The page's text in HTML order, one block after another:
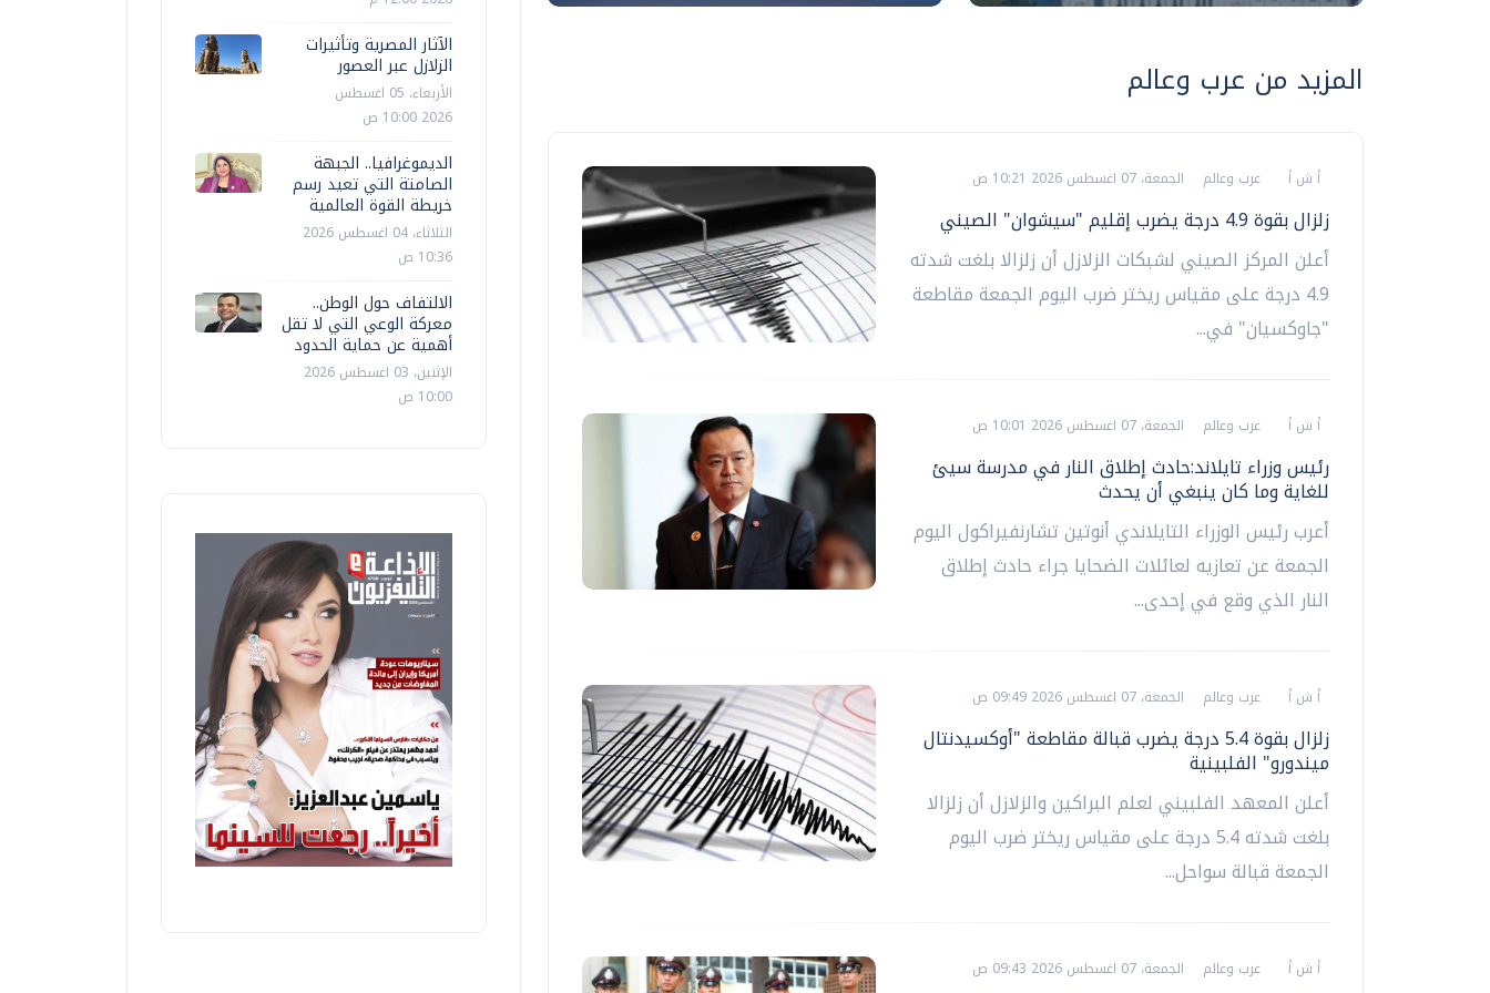
المزيد من عرب وعالم
أ ش أ عرب وعالم الجمعة، 07 اغسطس 2026 10:21 ص
زلزال بقوة 4.9 درجة يضرب إقليم "سيشوان" الصيني
أعلن المركز الصيني لشبكات الزلازل أن زلزالا بلغت شدته
4.9 درجة على مقياس ريختر ضرب اليوم الجمعة مقاطعة
"جاوكسيان" في...
أ ش أ عرب وعالم الجمعة، 07 اغسطس 2026 10:01 ص
رئيس وزراء تايلاند:حادث إطلاق النار في مدرسة سيئ
للغاية وما كان ينبغي أن يحدث
أعرب رئيس الوزراء التايلاندي أنوتين تشارنفيراكول اليوم
الجمعة عن تعازيه لعائلات الضحايا جراء حادث إطلاق
النار الذي وقع في إحدى...
أ ش أ عرب وعالم الجمعة، 07 اغسطس 2026 09:49 ص
زلزال بقوة 5.4 درجة يضرب قبالة مقاطعة "أوكسيدنتال
ميندورو" الفلبينية
أعلن المعهد الفلبيني لعلم البراكين والزلازل أن زلزالا
بلغت شدته 5.4 درجة على مقياس ريختر ضرب اليوم
الجمعة قبالة سواحل...
أ ش أ عرب وعالم الجمعة، 07 اغسطس 2026 09:43 ص
الآثار المصرية وتأثيرات
الزلازل عبر العصور
الأربعاء، 05 اغسطس
2026 10:00 ص
الديموغرافيا.. الجبهة
الصامتة التي تعيد رسم
خريطة القوة العالمية
الثلاثاء، 04 اغسطس 2026
10:36 ص
الالتفاف حول الوطن..
معركة الوعي التي لا تقل
أهمية عن حماية الحدود
الإثنين، 03 اغسطس 2026
10:00 ص